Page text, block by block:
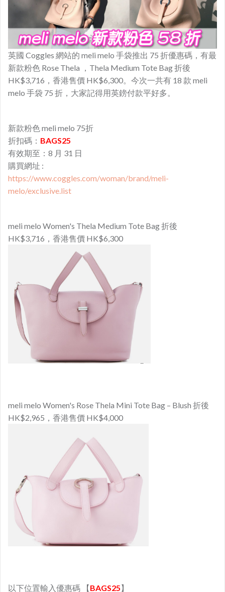
英國 Coggles 網站的 meli melo 手袋推出 75 折優惠碼，有最
新款粉色 Rose Thela ，Thela Medium Tote Bag 折後
HK$3,716，香港售價 HK$6,300。今次一共有 18 款 meli
melo 手袋 75 折，大家記得用英鎊付款平好多。
新款粉色 meli melo 75折
折扣碼： BAGS25
有效期至：8 月 31 日
購買網址 :
https://www.coggles.com/woman/brand/meli-
melo/exclusive.list
meli melo Women's Thela Medium Tote Bag 折後
HK$3,716，香港售價 HK$6,300
meli melo Women's Rose Thela Mini Tote Bag – Blush 折後
HK$2,965，香港售價 HK$4,000
以下位置輸入優惠碼 【BAGS25】